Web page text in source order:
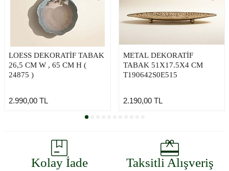
LOESS DEKORATIF TABAK
26,5 CM W , 65 CM H (
24875 )
2.990,00 TL
METAL DEKORATİF
TABAK 51X17.5X4 CM
T190642S0E515
2.190,00TL
Kolay İade Taksitli Alışveriş